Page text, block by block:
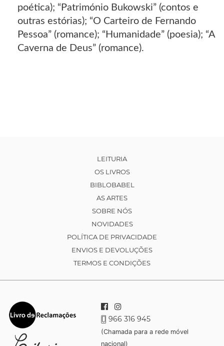
poética); “Património Bukowski” (contos e
outras estórias); “O Carteiro de Fernando
Pessoa” (romance); “Humanidade” (poesia); “A
Caverna de Deus” (romance).
LEITURIA
OS LIVROS
BIBLOBABEL
AS ARTES
SOBRE NÓS
NOVIDADES
POLÍTICA DE PRIVACIDADE
ENVIOS E DEVOLUÇÕES
TERMOS E CONDIÇÕES
966 316 945
(Chamada para a rede móvel
nacional)